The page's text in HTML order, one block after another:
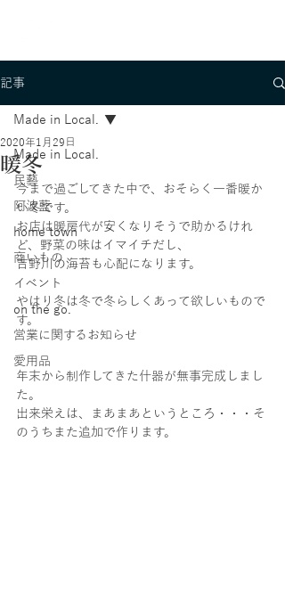
記事
Made in Local.
民藝
阿波藍
home town
商いもの
イベント
on the go.
営業に関するお知らせ
愛用品
Made in Local.
暖冬
2020年1月29日
今まで過ごしてきた中で、おそらく一番暖か
い冬です。
お店は暖房代が安くなりそうで助かるけれ
ど、野菜の味はイマイチだし、
吉野川の海苔も心配になります。
やはり冬は冬で冬らしくあって欲しいもので
す。
年末から制作してきた什器が無事完成しまし
た。
出来栄えは、まあまあというところ・・・そ
のうちまた追加で作ります。